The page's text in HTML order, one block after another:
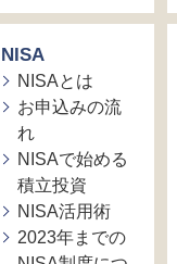
NISA
NISAとは
お申込みの流
れ
NISAで始める
積立投資
NISA活用術
2023年までの